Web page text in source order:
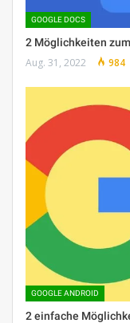
GOOGLE DOCS
2 Möglichkeiten
Aug. 31, 2022 984
GOOGLE ANDROID
2 einfache